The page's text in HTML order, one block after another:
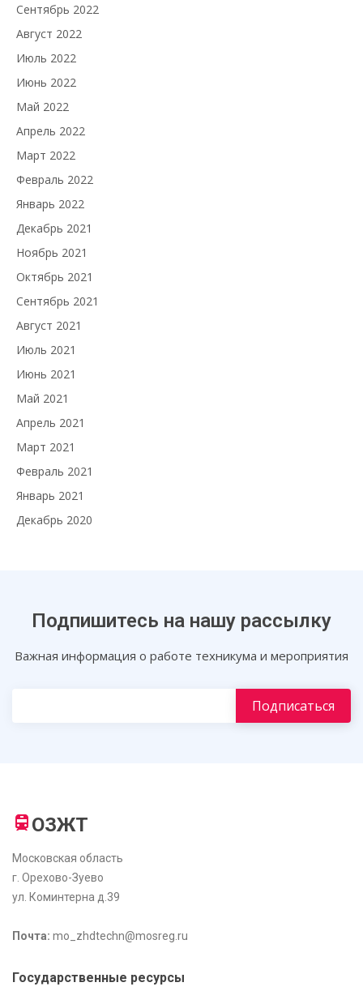
Сентябрь 2022
Август 2022
Июль 2022
Июнь 2022
Май 2022
Апрель 2022
Март 2022
Февраль 2022
Январь 2022
Декабрь 2021
Ноябрь 2021
Октябрь 2021
Сентябрь 2021
Август 2021
Июль 2021
Июнь 2021
Май 2021
Апрель 2021
Март 2021
Февраль 2021
Январь 2021
Декабрь 2020
Подпишитесь на нашу рассылку
Важная информация о работе техникума и мероприятия
ОЗЖТ
Московская область
г. Орехово-Зуево
ул. Коминтерна д.39
Почта: mo_zhdtechn@mosreg.ru
Государственные ресурсы